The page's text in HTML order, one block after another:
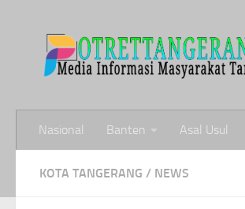
Nasional Banten Asal Usul
KOTA TANGERANG / NEWS